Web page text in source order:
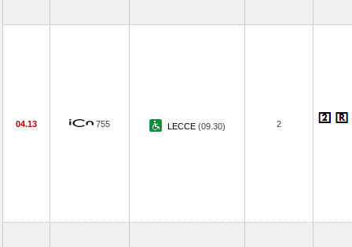
04.13 755 LECCE (09.30) 2